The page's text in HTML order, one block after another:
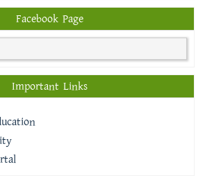
Facebook Page
Important Links